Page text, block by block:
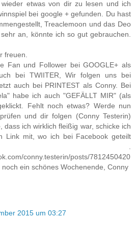
etwas von dir zu lesen und ich
bei google + gefunden. Du hast
Treaclemoon und das Deo
an, könnte ich so gut gebrauchen.
freuen.
Fan und Follower bei GOOGLE+ als
bei TWIITER, Wir folgen uns bei
auch bei PRINTEST als Conny. Bei
habe ich auch "GEFÄLLT MIR" (als
Fehlt noch etwas? Werde nun
und dir folgen (Conny Testerin)
dass ich wirklich fleißig war, schicke ich
Link mit, wo ich bei Facebook geteilt
.
conny.testerin/posts/7812450420
ein schönes Wochenende, Conny
2015 um 03:27